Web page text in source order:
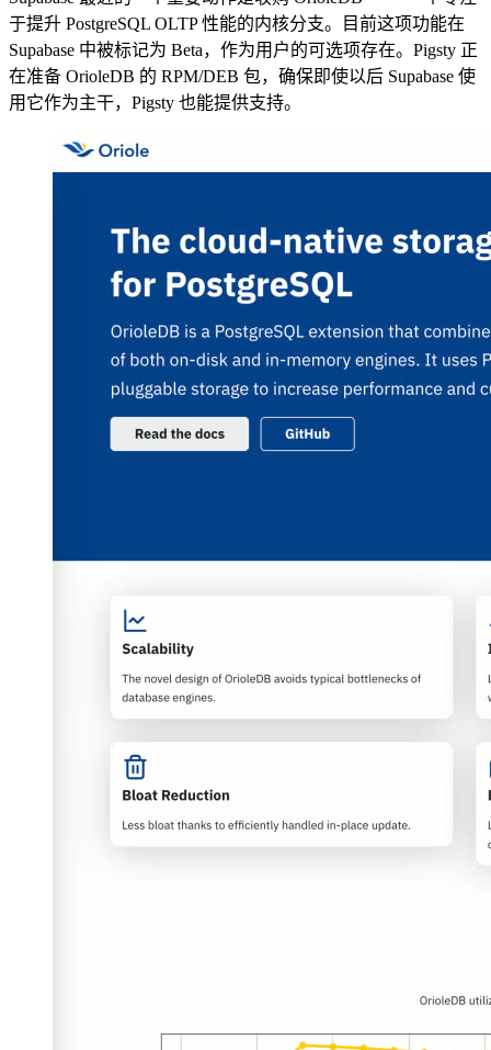
于提升 PostgreSQL OLTP 性能的内核分支。目前这项功能在
Supabase 中被标记为 Beta，作为用户的可选项存在。Pigsty 正
在准备 OrioleDB 的 RPM/DEB 包，确保即使以后 Supabase 使
用它作为主干，Pigsty 也能提供支持。